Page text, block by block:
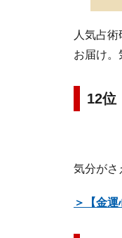
人気占
お届け。
12位
気分がさ
＞【金